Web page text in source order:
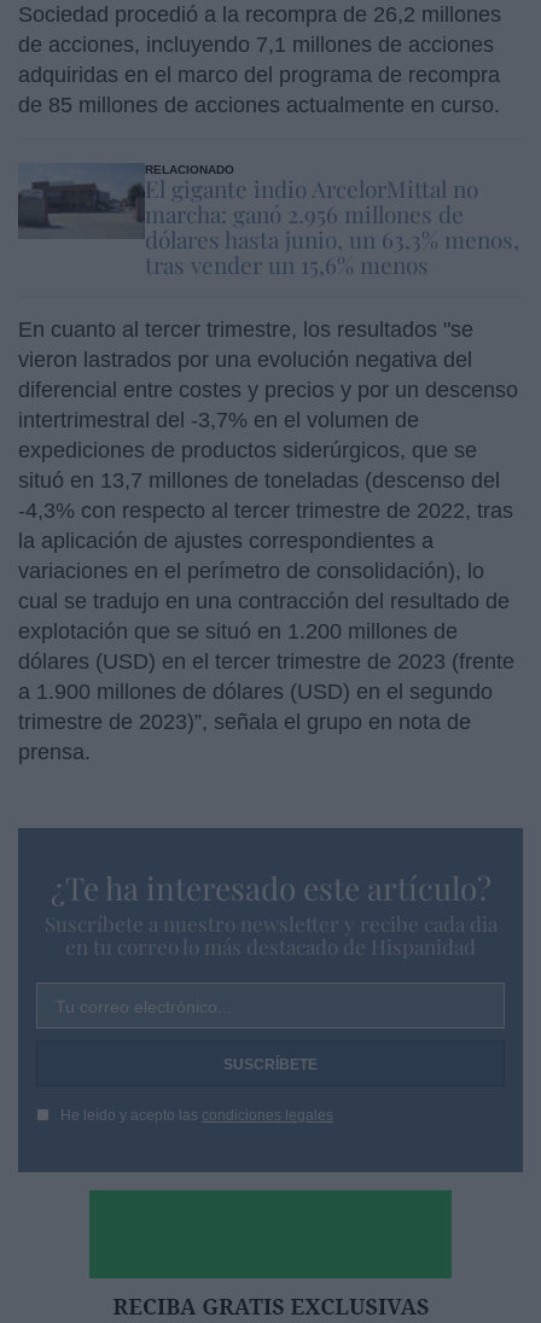
Sociedad procedió a la recompra de 26,2 millones
de acciones, incluyendo 7,1 millones de acciones
adquiridas en el marco del programa de recompra
de 85 millones de acciones actualmente en curso.
RELACIONADO
El gigante indio ArcelorMittal no
marcha: ganó 2.956 millones de
dólares hasta junio, un 63,3% menos,
tras vender un 15,6% menos
En cuanto al tercer trimestre, los resultados "se
vieron lastrados por una evolución negativa del
diferencial entre costes y precios y por un descenso
intertrimestral del -3,7% en el volumen de
expediciones de productos siderúrgicos, que se
situó en 13,7 millones de toneladas (descenso del
-4,3% con respecto al tercer trimestre de 2022, tras
la aplicación de ajustes correspondientes a
variaciones en el perímetro de consolidación), lo
cual se tradujo en una contracción del resultado de
explotación que se situó en 1.200 millones de
dólares (USD) en el tercer trimestre de 2023 (frente
a 1.900 millones de dólares (USD) en el segundo
trimestre de 2023)”, señala el grupo en nota de
prensa.
¿Te ha interesado este artículo?
Suscríbete a nuestro newsletter y recibe cada dia
en tu correo lo más destacado de Hispanidad
Tu correo electrónico...
He leído y acepto las condiciones legales